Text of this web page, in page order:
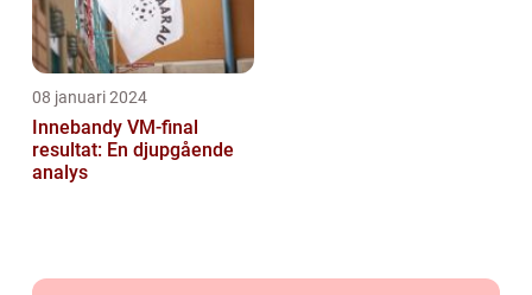
08 januari 2024
Innebandy VM-final
resultat: En djupgående
analys